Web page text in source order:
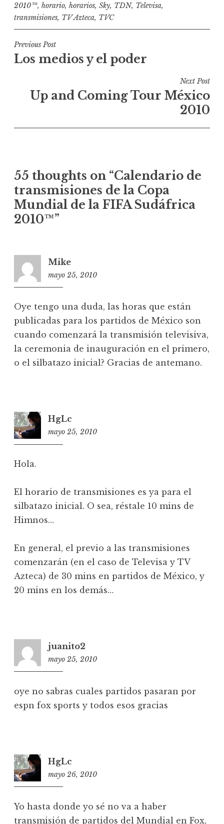
2010™, horario, horarios, Sky, TDN, Televisa,
transmisiones, TV Azteca, TVC
N
a
n
d
e
e
a
a
s
Previous Post
Los medios y el poder
Next Post
Up and Coming Tour México
2010
55 thoughts on “Calendario de
transmisiones de la Copa
Mundial de la FIFA Sudáfrica
2010™”
Mike
mayo 25, 2010
2
5
Oye tengo una duda, las horas que están
publicadas para los partidos de México son
cuando comenzará la transmisión televisiva,
la ceremonia de inauguración en el primero,
o el silbatazo inicial? Gracias de antemano.
HgLc
mayo 25, 2010
Hola.
El horario de transmisiones es ya para el
silbatazo inicial. O sea, réstale 10 mins de
Himnos…
En general, el previo a las transmisiones
comenzarán (en el caso de Televisa y TV
Azteca) de 30 mins en partidos de México, y
20 mins en los demás…
juanito2
mayo 25, 2010
5
6
oye no sabras cuales partidos pasaran por
espn fox sports y todos esos gracias
HgLc
mayo 26, 2010
3
Yo hasta donde yo sé no va a haber
transmisión de partidos del Mundial en Fox,